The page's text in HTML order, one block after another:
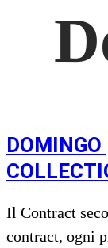
Il Contract
contract, ogni